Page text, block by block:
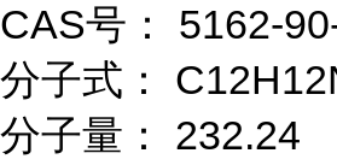
CAS号： 5162-
分子式：
分子量： 232.24